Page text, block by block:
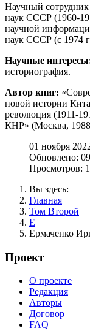
Научный сотрудник
наук СССР (1960-
научной
наук СССР (с 1974
Научные
историография.
Автор книг:
новой истории
революция (1911-
КНР» (Москва,
01 ноября
Обновлено:
Просмотров:
Вы здесь:
Главная
Том Второй
Е
Ермаченко
Проект
О проекте
Редакция
Авторы
Договор
FAQ